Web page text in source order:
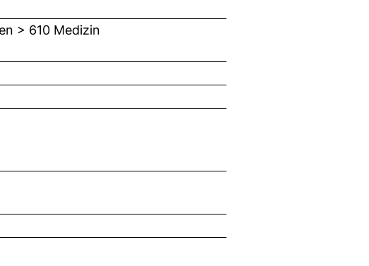
> 610 Medizin